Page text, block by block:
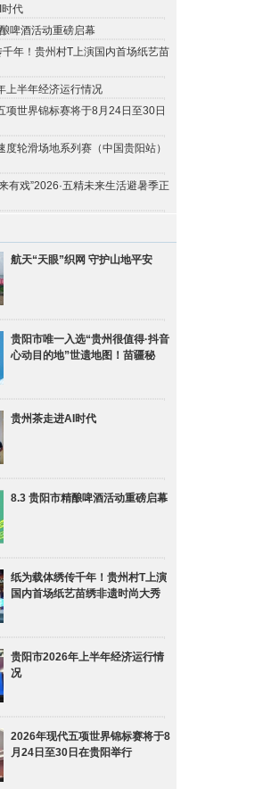
代
啤酒活动重磅启幕
年！贵州村T上演国内首场纸艺苗
上半年经济运行情况
项世界锦标赛将于8月24日至30日
度轮滑场地系列赛（中国贵阳站）
有戏”2026·五精未来生活避暑季正
航天“天眼”织网 守护山地平安
贵阳市唯一入选“贵州很值得·抖音
心动目的地”世遗地图！苗疆秘
贵州茶走进AI时代
8.3 贵阳市精酿啤酒活动重磅启幕
纸为载体绣传千年！贵州村T上演
国内首场纸艺苗绣非遗时尚大秀
贵阳市2026年上半年经济运行情
况
2026年现代五项世界锦标赛将于8
月24日至30日在贵阳举行